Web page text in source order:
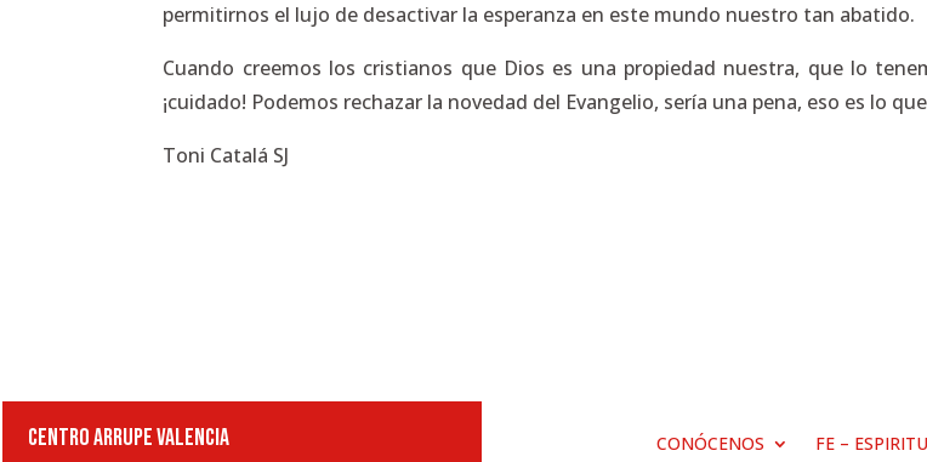
permitirnos el lujo de desactivar la esperanza en este mundo nuestro tan abatido.
Cuando creemos los cristianos que Dios es una propiedad nuestra, que lo
¡cuidado! Podemos rechazar la novedad del Evangelio, sería una pena, eso es lo
Toni Catalá SJ
CENTRO ARRUPE VALENCIA CONÓCENOS FE –